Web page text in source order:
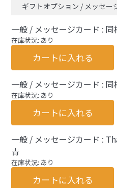
ギフトオプション / メッセー
一般 / メッセージカード : 同
在庫状況: あり
カートに入れる
一般 / メッセージカード : 同
在庫状況: あり
カートに入れる
一般 / メッセージカード :
青
在庫状況: あり
カートに入れる